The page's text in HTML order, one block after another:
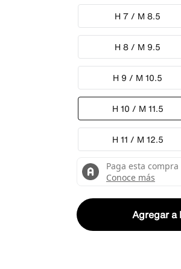
H 7 / M 8.5
H 8 / M 9.5
H 9 / M 10.5
H 10 / M 11.5
H 11 / M 12.5
Agregar a